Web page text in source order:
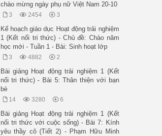
chào mừng ngày phụ nữ Việt Nam 20-10
3 2454 3
Kế hoạch giáo dục Hoạt động trải nghiệm
1 (Kết nối tri thức) - Chủ đề: Chào năm
học mới - Tuần 1 - Bài: Sinh hoạt lớp
3 4882 2
Bài giảng Hoạt động trải nghiệm 1 (Kết
nối tri thức) - Bài 5: Thân thiện với bạn
bè
14 3280 6
Bài giảng Hoạt động trải nghiệm 1 (Kết
nối tri thức với cuộc sống) - Bài 7: Kính
yêu thầy cô (Tiết 2) - Phạm Hữu Minh